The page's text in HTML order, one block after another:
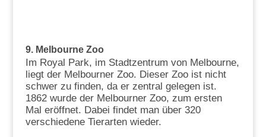
9. Melbourne Zoo
Im Royal Park, im Stadtzentrum von Melbourne,
liegt der Melbourner Zoo. Dieser Zoo ist nicht
schwer zu finden, da er zentral gelegen ist.
1862 wurde der Melbourner Zoo, zum ersten
Mal eröffnet. Dabei findet man über 320
verschiedene Tierarten wieder.